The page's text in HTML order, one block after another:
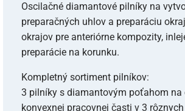
Oscilačné diamantové pilníky na
preparačných uhlov a preparáciu
okrajov pre anteriórne kompozity,
preparácie na korunku.
Kompletný sortiment pilníkov:
3 pilníky s diamantovým poťahom na
konvexnej pracovnej časti v 3